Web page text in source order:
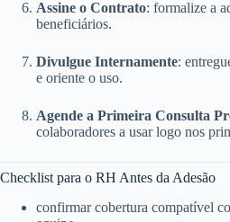
Assine o Contrato: formalize a
beneficiários.
Divulgue Internamente:
e oriente o uso.
Agende a Primeira Consulta
colaboradores a usar logo nos
Checklist para o RH Antes da Adesão
confirmar cobertura compatível